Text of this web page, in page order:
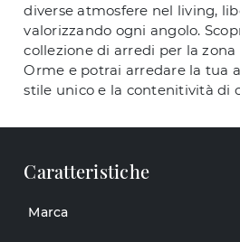
diverse atmosfere nel living,
valorizzando ogni angolo.
collezione di arredi per la
Orme e potrai arredare la tua
stile unico e la contenitività di
Caratteristiche
Marca